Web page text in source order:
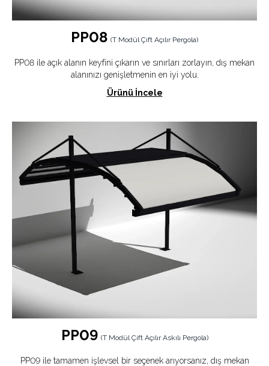
PP08 (T Modül Çift Açılır Pergola)
PP08 ile açık alanın keyfini çıkarın ve sınırları zorlayın, dış mekan
alanınızı genişletmenin en iyi yolu.
Ürünü İncele
PP09 (T Modül Çift Açılır Askılı Pergola)
PP09 ile tamamen işlevsel bir seçenek arıyorsanız, dış mekan